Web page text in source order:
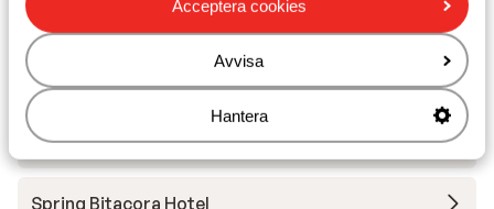
Acceptera cookies
Avvisa
Hantera
Iberostar Waves Bouganville Playa
Hovima Cool Costa Adeje - endast vuxna
Hotel Barcelo Tenerife (fd. Sandos San Blas)
Spring Bitacora Hotel